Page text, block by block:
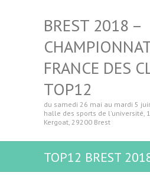
BREST 2018 –
FRANCE DES
TOP12
du samedi 26 mai au mardi 5
halle des sports de l'université,
Kergoat, 29200 Brest
TOP12 BREST